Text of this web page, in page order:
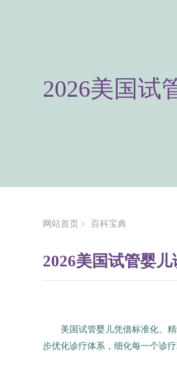
2026美国试
网站首页 > 百科宝典
2026美国试管婴
美国试管婴儿凭借标准化、
步优化诊疗体系，细化每一个诊